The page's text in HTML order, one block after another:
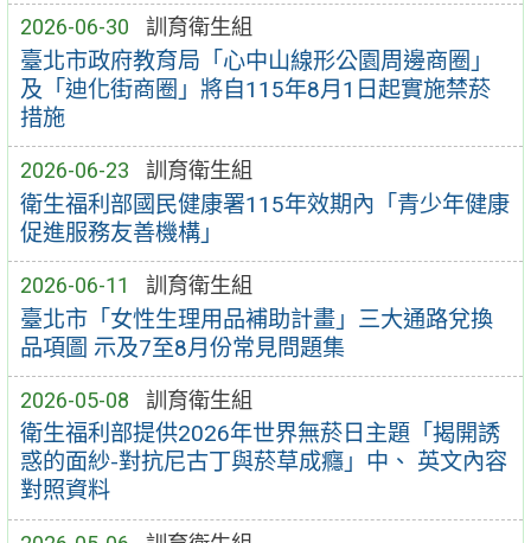
2026-06-30 訓育衛生組
臺北市政府教育局「心中山線形公園周邊商圈」
及「迪化街商圈」將自115年8月1日起實施禁菸
措施
2026-06-23 訓育衛生組
衛生福利部國民健康署115年效期內「青少年健康
促進服務友善機構」
2026-06-11 訓育衛生組
臺北市「女性生理用品補助計畫」三大通路兌換
品項圖 示及7至8月份常見問題集
2026-05-08 訓育衛生組
衛生福利部提供2026年世界無菸日主題「揭開誘
惑的面紗-對抗尼古丁與菸草成癮」中、 英文內容
對照資料